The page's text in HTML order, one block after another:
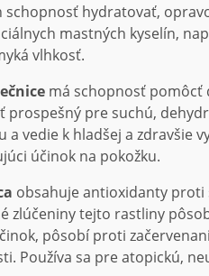
schopnosť hydratovať,
mastných kyselín,
vlhkosť.
má schopnosť
prospešný pre suchú,
vedie k hladšej a zdravšie
účinok na pokožku.
obsahuje antioxidanty
zlúčeniny tejto rastliny
pôsobí proti
Používa sa pre atopickú,